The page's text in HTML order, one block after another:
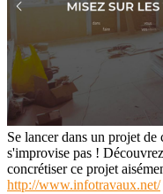
Se lancer dans un projet
s'improvise pas !
concrétiser ce projet
http://www.infotravaux.net/